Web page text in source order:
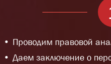
Проводим правовой
Даем заключение о